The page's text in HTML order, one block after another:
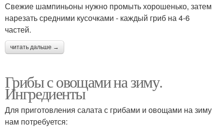
Свежие шампиньоны нужно промыть хорошенько, затем
нарезать средними кусочками - каждый гриб на 4-6
частей.
читать дальше →
Грибы с овощами на зиму.
Ингредиенты
Для приготовления салата с грибами и овощами на зиму
нам потребуется: